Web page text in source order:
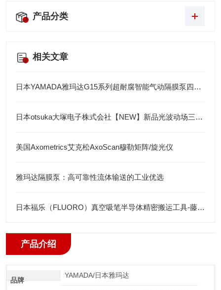
产品分类
相关文章
日本YAMADA雅玛达G15系列超耐腐智能气动隔膜泵四川代理店
日本otsuka大塚电子株式会社【NEW】新品光波动场三次元显微镜MINUK
美国Axometrics艾克松AxoScan穆勒矩阵/旋光仪
雅玛达隔膜泵：高可靠性流体输送的工业优选
日本福乐（FLUORO）真空吸笔半导体精密搬运工具-藤田光学
产品介绍
品牌
YAMADA/日本雅玛达